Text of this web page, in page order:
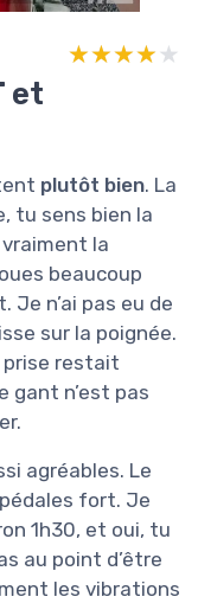
et
★★★★★
★★★★★
plutôt bien. La
tu sens bien la
la
beaucoup
Je n’ai pas eu de
sur la poignée.
prise restait
gant n’est pas
agréables. Le
fort. Je
1h30, et oui, tu
au point d’être
les vibrations